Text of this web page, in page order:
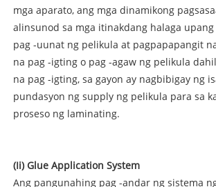
mga aparato, ang mga dinamikong
alinsunod sa mga itinakdang halaga
pag -uunat ng pelikula at pagpapapangit
na pag -igting o pag -agaw ng pelikula
na pag -igting, sa gayon ay nagbibigay ng
pundasyon ng supply ng pelikula para sa
proseso ng laminating.
(Ii) Glue Application System
Ang pangunahing pag -andar ng sistema